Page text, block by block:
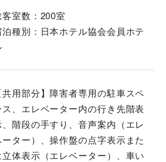
客室数：200室
泊種別：日本ホテル協会会員ホテ
共用部分】障害者専用の駐⾞スペ
ス、エレベーター内の行き先階表
、階段の手すり、音声案内（エレ
ーター）、操作盤の点字表示また
立体表示（エレベーター）、車い